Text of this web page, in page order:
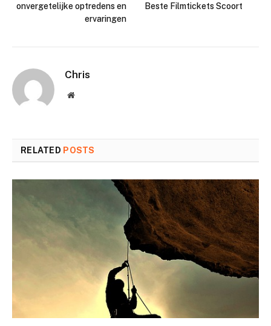
onvergetelijke optredens en
ervaringen
Beste Filmtickets Scoort
Chris
Website
RELATED POSTS